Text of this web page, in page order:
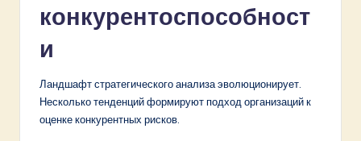
конкурентоспособност
и
Ландшафт стратегического анализа эволюционирует.
Несколько тенденций формируют подход организаций к
оценке конкурентных рисков.